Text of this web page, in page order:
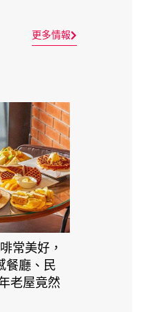
更多情報
常美好，
餐廳、民
老屋竟然